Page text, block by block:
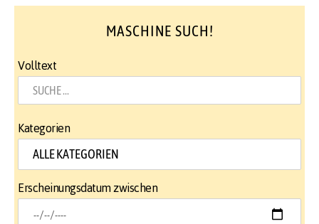
MASCHINE SUCH!
Volltext
Kategorien
Erscheinungsdatum zwischen